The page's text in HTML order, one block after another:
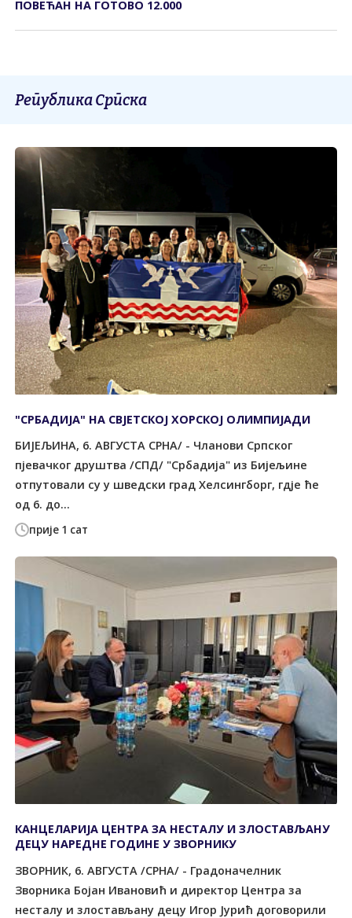
ПОВЕЋАН НА ГОТОВО 12.000
Република Српска
прије 1 сат
"СРБАДИЈА" НА СВЈЕТСКОЈ ХОРСКОЈ ОЛИМПИЈАДИ
БИЈЕЉИНА, 6. АВГУСТА СРНА/ - Чланови Српског
пјевачког друштва /СПД/ "Србадија" из Бијељине
отпутовали су у шведски град Хелсингборг, гдје ће
од 6. до...
КАНЦЕЛАРИЈА ЦЕНТРА ЗА НЕСТАЛУ И ЗЛОСТАВЉАНУ
ДЕЦУ НАРЕДНЕ ГОДИНЕ У ЗВОРНИКУ
ЗВОРНИК, 6. АВГУСТА /СРНА/ - Градоначелник
Зворника Бојан Ивановић и директор Центра за
несталу и злостављану децу Игор Јурић договорили